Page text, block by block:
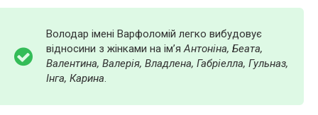
Володар імені Варфоломій легко вибудовує
відносини з жінками на ім’яАнтоніна, Беата,
Валентина, Валерія, Владлена, Габріелла, Гульназ,
Інга, Карина.